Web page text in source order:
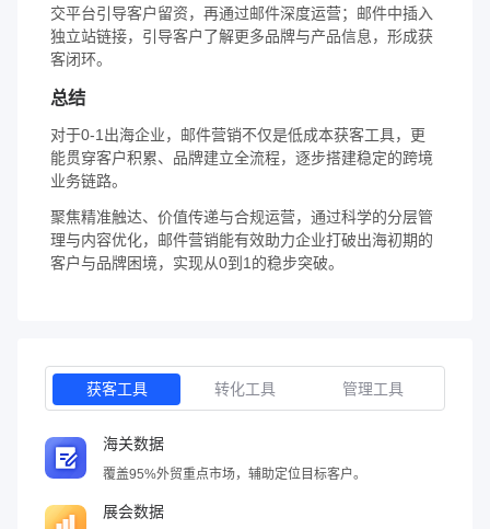
交平台引导客户留资，再通过邮件深度运营；邮件中插入
独立站链接，引导客户了解更多品牌与产品信息，形成获
客闭环。
总结
对于0-1出海企业，邮件营销不仅是低成本获客工具，更
能贯穿客户积累、品牌建立全流程，逐步搭建稳定的跨境
业务链路。
聚焦精准触达、价值传递与合规运营，通过科学的分层管
理与内容优化，邮件营销能有效助力企业打破出海初期的
客户与品牌困境，实现从0到1的稳步突破。
获客工具 转化工具 管理工具
海关数据
覆盖95%外贸重点市场，辅助定位目标客户。
展会数据